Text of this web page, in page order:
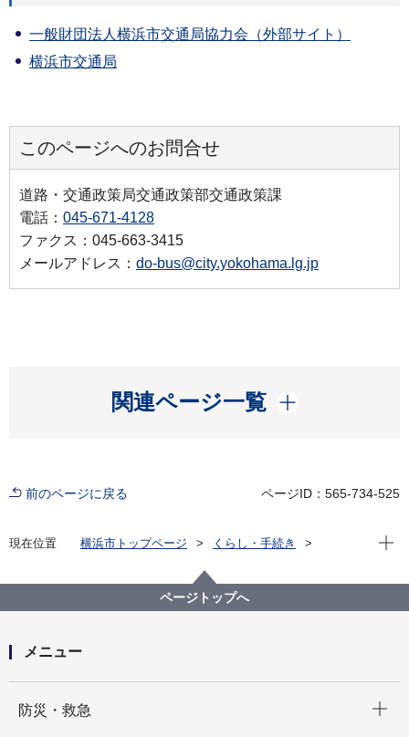
一般財団法人横浜市交通局協力会（外部サイト）
横浜市交通局
このページへのお問合せ
道路・交通政策局交通政策部交通政策課
電話： 045-671-4128
ファクス：045-663-3415
メールアドレス： do-bus@city.yokohama.lg.jp
関連ページ一覧
開く
前のページに戻る ページID：565-734-525
現在位置 横浜市トップページ
くらし・手続き
地域公共交通を「使う」取組
モビリティマネジメント
小学生夏休みポスターコンクール
現在
ページトップへ
メニュー
防災・救急